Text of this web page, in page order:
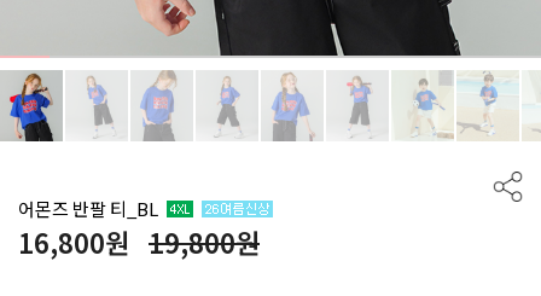
어몬즈 반팔 티_BL
16,800원 19,800원